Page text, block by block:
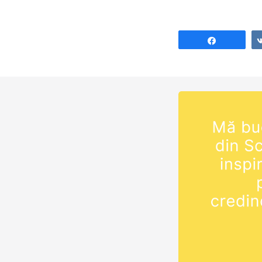
revină. Devino
Hristos:
Urmărește
http://bit.ly/